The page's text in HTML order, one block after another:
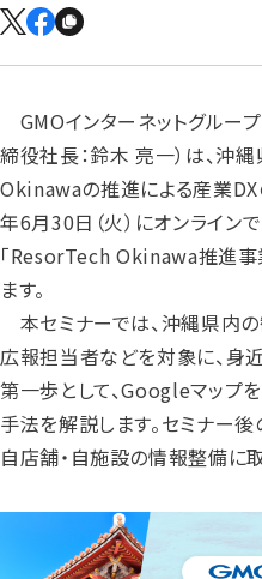
GMOインターネットグルー
締役社長：鈴木 亮一）は、沖
Okinawaの推進による産業DX
年6月30日（火）にオンライン
「ResorTech Okinawa推進事
ます。
本セミナーでは、沖縄県内
広報担当者などを対象に、身
第一歩として、Googleマップ
手法を解説します。セミナー
自店舗・自施設の情報整備に